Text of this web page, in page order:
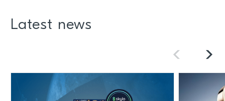
Latest news